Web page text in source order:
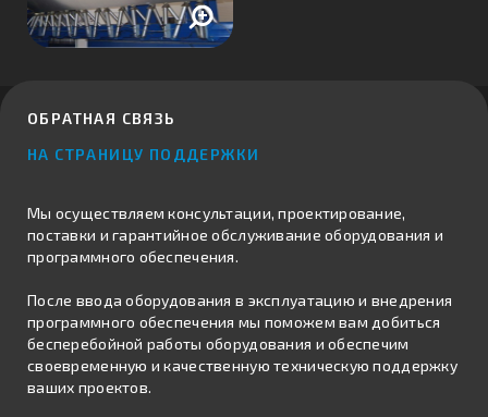
ОБРАТНАЯ СВЯЗЬ
Мы осуществляем консультации, проектирование,
поставки и гарантийное обслуживание оборудования и
программного обеспечения.
После ввода оборудования в эксплуатацию и внедрения
программного обеспечения мы поможем вам добиться
бесперебойной работы оборудования и обеспечим
своевременную и качественную техническую поддержку
ваших проектов.
НА СТРАНИЦУ ПОДДЕРЖКИ